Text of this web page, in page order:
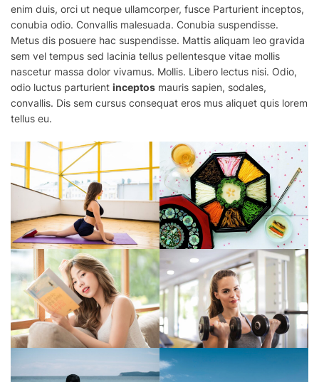
enim duis, orci ut neque ullamcorper, fusce Parturient inceptos,
conubia odio. Convallis malesuada. Conubia suspendisse.
Metus dis posuere hac suspendisse. Mattis aliquam leo gravida
sem vel tempus sed lacinia tellus pellentesque vitae mollis
nascetur massa dolor vivamus. Mollis. Libero lectus nisi. Odio,
odio luctus parturient inceptos mauris sapien, sodales,
convallis. Dis sem cursus consequat eros mus aliquet quis lorem
tellus eu.